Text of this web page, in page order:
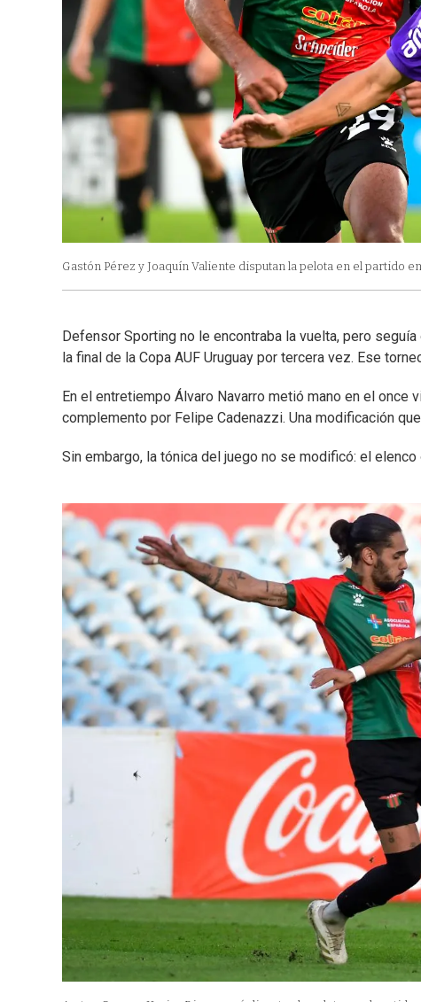
Gastón Pérez y Joaquín Valiente disputan la pelota en el partido
Defensor Sporting no le encontraba la vuelta, pero
la final de la Copa AUF Uruguay por tercera vez. Ese
En el entretiempo Álvaro Navarro metió mano en el once
complemento por Felipe Cadenazzi. Una modificación
Sin embargo, la tónica del juego no se modificó: el